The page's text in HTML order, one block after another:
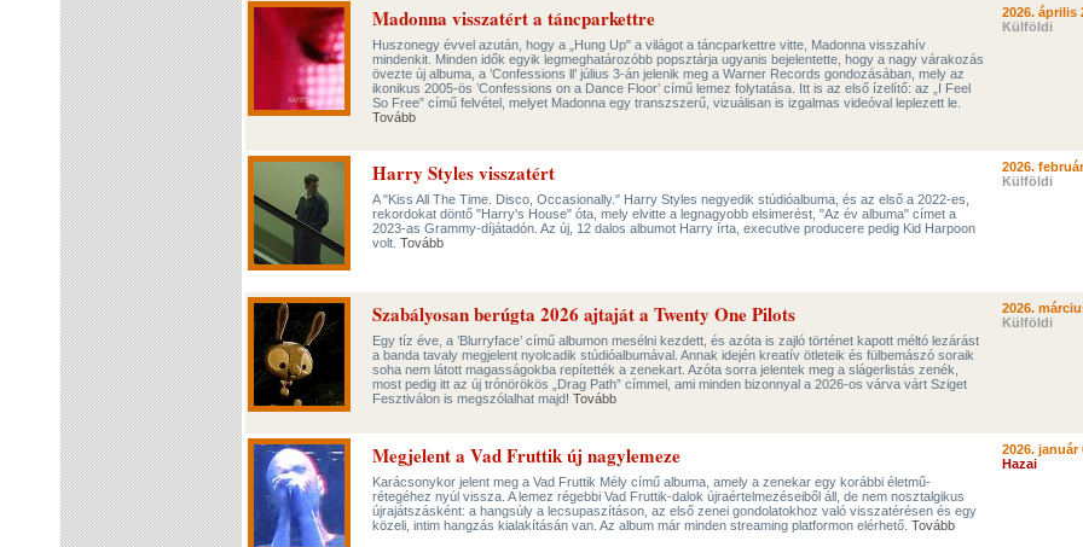
Madonna visszatért a táncparkettre
Huszonegy évvel azután, hogy a „Hung Up" a világot a táncparkettre vitte, Madonna visszahív
mindenkit. Minden idők egyik legmeghatározóbb popsztárja ugyanis bejelentette, hogy a nagy várakozás
övezte új albuma, a ’Confessions ll’ július 3-án jelenik meg a Warner Records gondozásában, mely az
ikonikus 2005-ös ’Confessions on a Dance Floor’ című lemez folytatása. Itt is az első ízelítő: az „I Feel
So Free” című felvétel, melyet Madonna egy transzszerű, vizuálisan is izgalmas videóval leplezett le.
Tovább
2026. április
Külföldi
Harry Styles visszatért
A "Kiss All The Time. Disco, Occasionally." Harry Styles negyedik stúdióalbuma, és az első a 2022-es,
rekordokat döntő "Harry's House" óta, mely elvitte a legnagyobb elsimerést, "Az év albuma" címet a
2023-as Grammy-díjátadón. Az új, 12 dalos albumot Harry írta, executive producere pedig Kid Harpoon
volt. Tovább
2026.
Külföldi
Szabályosan berúgta 2026 ajtaját a Twenty One Pilots
Egy tíz éve, a ’Blurryface’ című albumon mesélni kezdett, és azóta is zajló történet kapott méltó lezárást
a banda tavaly megjelent nyolcadik stúdióalbumával. Annak idején kreatív ötleteik és fülbemászó soraik
soha nem látott magasságokba repítették a zenekart. Azóta sorra jelentek meg a slágerlistás zenék,
most pedig itt az új trónörökös „Drag Path” címmel, ami minden bizonnyal a 2026-os várva várt Sziget
Fesztiválon is megszólalhat majd! Tovább
2026.
Külföldi
Megjelent a Vad Fruttik új nagylemeze
Karácsonykor jelent meg a Vad Fruttik Mély című albuma, amely a zenekar egy korábbi életmű-
rétegéhez nyúl vissza. A lemez régebbi Vad Fruttik-dalok újraértelmezéseiből áll, de nem nosztalgikus
újrajátszásként: a hangsúly a lecsupaszításon, az első zenei gondolatokhoz való visszatérésen és egy
közeli, intim hangzás kialakításán van. Az album már minden streaming platformon elérhető. Tovább
2026. január
Hazai